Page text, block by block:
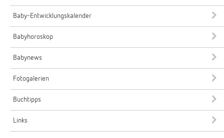
Baby-Entwicklungskalender
Babyhoroskop
Babynews
Fotogalerien
Buchtipps
Links